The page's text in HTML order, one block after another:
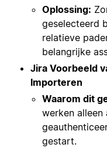
Oplossing:
geselecteerd
relatieve
belangrijke
Jira Voorbeeld
Importeren
Waarom dit
werken alleen
gestart.